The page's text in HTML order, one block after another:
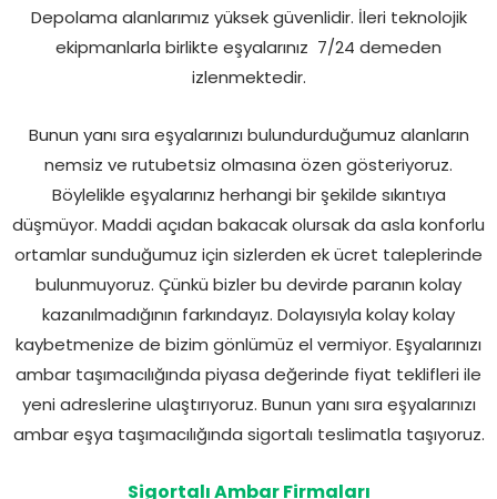
Depolama alanlarımız yüksek güvenlidir. İleri teknolojik
ekipmanlarla birlikte eşyalarınız 7/24 demeden
izlenmektedir.
Bunun yanı sıra eşyalarınızı bulundurduğumuz alanların
nemsiz ve rutubetsiz olmasına özen gösteriyoruz.
Böylelikle eşyalarınız herhangi bir şekilde sıkıntıya
düşmüyor. Maddi açıdan bakacak olursak da asla konforlu
ortamlar sunduğumuz için sizlerden ek ücret taleplerinde
bulunmuyoruz. Çünkü bizler bu devirde paranın kolay
kazanılmadığının farkındayız. Dolayısıyla kolay kolay
kaybetmenize de bizim gönlümüz el vermiyor. Eşyalarınızı
ambar taşımacılığında piyasa değerinde fiyat teklifleri ile
yeni adreslerine ulaştırıyoruz. Bunun yanı sıra eşyalarınızı
ambar eşya taşımacılığında sigortalı teslimatla taşıyoruz.
Sigortalı Ambar Firmaları